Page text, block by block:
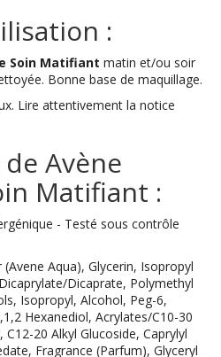
:
Soin Matifiant matin et/ou soir
Bonne base de maquillage.
Lire attentivement la notice
Avène
Matifiant :
- Testé sous contrôle
Aqua), Glycerin, Isopropyl
Dicaprate, Polymethyl
Isopropyl, Alcohol, Peg-6,
Hexanediol, Acrylates/C10-30
20 Alkyl Glucoside, Caprylyl
Fragrance (Parfum), Glyceryl